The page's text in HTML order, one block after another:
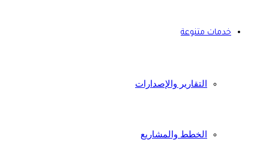
خدمات متنوعة
التقارير والإصدارات
الخطط والمشاريع